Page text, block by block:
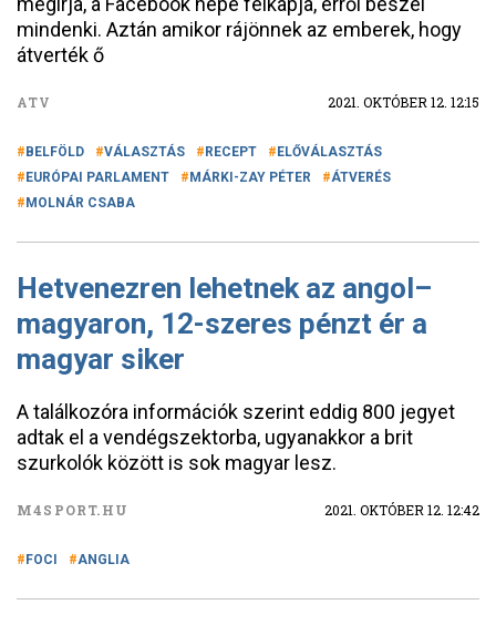
mindenki. Aztán amikor rájönnek az emberek, hogy
átverték ő
ATV 2021. OKTÓBER 12. 12:15
BELFÖLD VÁLASZTÁS RECEPT
ELŐVÁLASZTÁS
EURÓPAI PARLAMENT
MÁRKI-ZAY PÉTER
ÁTVERÉS
MOLNÁR CSABA
Hetvenezren lehetnek az angol–
magyaron, 12-szeres pénzt ér a
magyar siker
A találkozóra információk szerint eddig 800 jegyet
adtak el a vendégszektorba, ugyanakkor a brit
szurkolók között is sok magyar lesz.
M4SPORT.HU 2021. OKTÓBER 12. 12:42
FOCI ANGLIA